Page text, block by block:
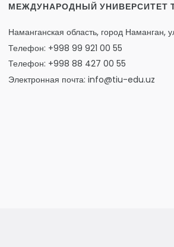
МЕЖДУНАРОДНЫЙ УНИВЕРСИТЕТ
Наманганская область, город Наманган,
Телефон: +998 99 921 00 55
Телефон: +998 88 427 00 55
Электронная почта: info@tiu-edu.uz